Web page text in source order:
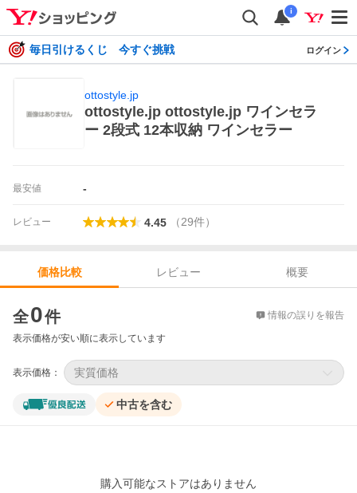
i
毎日引けるくじ 今すぐ挑戦 ログイン
ottostyle.jp
ottostyle.jp ottostyle.jp ワインセラ
ー 2段式 12本収納 ワインセラー
最安値 -
レビュー 4.45 （29件）
価格比較 レビュー
概要
全0件 情報の誤りを報告
表示価格が安い順に表示しています
表示価格： 実質価格
中古を含む
購入可能なストアはありません